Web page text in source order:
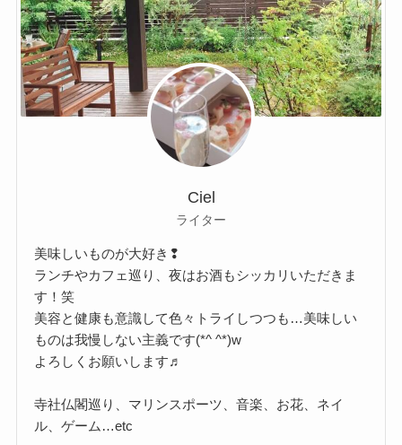
Ciel
ライター
美味しいものが大好き❢
ランチやカフェ巡り、夜はお酒もシッカリいただきま
す！笑
美容と健康も意識して色々トライしつつも…美味しい
ものは我慢しない主義です(*^ ^*)w
よろしくお願いします♬
寺社仏閣巡り、マリンスポーツ、音楽、お花、ネイ
ル、ゲーム…etc